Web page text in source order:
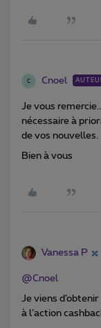
C Cnoel
Je vous
nécessaire à
de vos nouvelles.
Bien à vous
Vanessa P
@Cnoel
Je viens
à l’action